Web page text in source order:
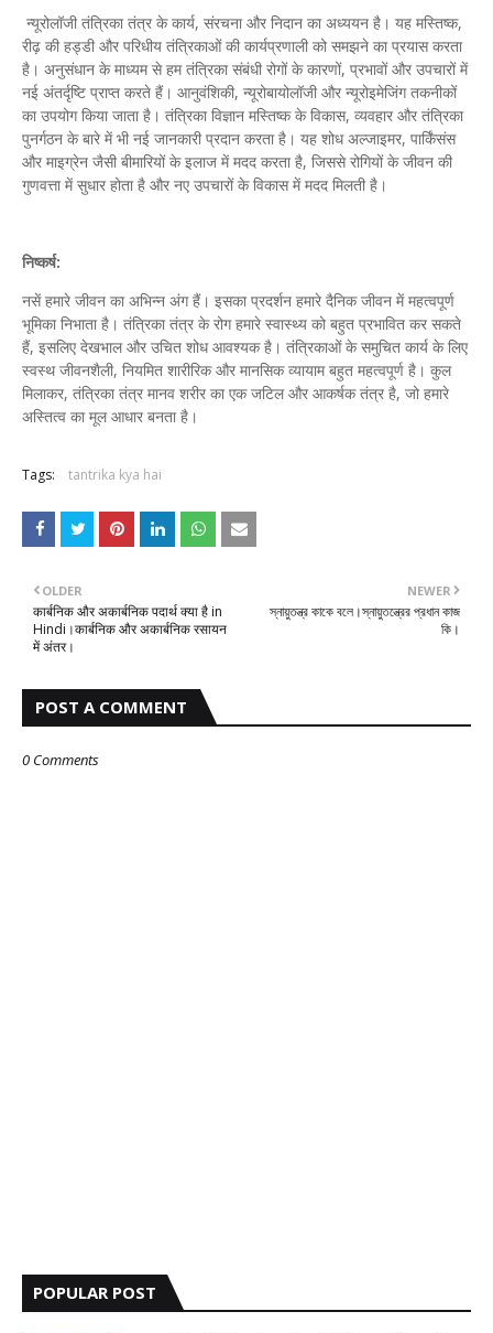
न्यूरोलॉजी तंत्रिका तंत्र के कार्य, संरचना और निदान का अध्ययन है। यह मस्तिष्क,
रीढ़ की हड्डी और परिधीय तंत्रिकाओं की कार्यप्रणाली को समझने का प्रयास करता
है। अनुसंधान के माध्यम से हम तंत्रिका संबंधी रोगों के कारणों, प्रभावों और उपचारों में
नई अंतर्दृष्टि प्राप्त करते हैं। आनुवंशिकी, न्यूरोबायोलॉजी और न्यूरोइमेजिंग तकनीकों
का उपयोग किया जाता है। तंत्रिका विज्ञान मस्तिष्क के विकास, व्यवहार और तंत्रिका
पुनर्गठन के बारे में भी नई जानकारी प्रदान करता है। यह शोध अल्जाइमर, पार्किंसंस
और माइग्रेन जैसी बीमारियों के इलाज में मदद करता है, जिससे रोगियों के जीवन की
गुणवत्ता में सुधार होता है और नए उपचारों के विकास में मदद मिलती है।
निष्कर्ष:
नसें हमारे जीवन का अभिन्न अंग हैं। इसका प्रदर्शन हमारे दैनिक जीवन में महत्वपूर्ण
भूमिका निभाता है। तंत्रिका तंत्र के रोग हमारे स्वास्थ्य को बहुत प्रभावित कर सकते
हैं, इसलिए देखभाल और उचित शोध आवश्यक है। तंत्रिकाओं के समुचित कार्य के लिए
स्वस्थ जीवनशैली, नियमित शारीरिक और मानसिक व्यायाम बहुत महत्वपूर्ण है। कुल
मिलाकर, तंत्रिका तंत्र मानव शरीर का एक जटिल और आकर्षक तंत्र है, जो हमारे
अस्तित्व का मूल आधार बनता है।
Tags: tantrika kya hai
NEWER
স্নায়ুতন্ত্র কাকে বলে।স্নায়ুতন্ত্রের প্রধান কাজ
কি।
OLDER
कार्बनिक और अकार्बनिक पदार्थ क्या है in
Hindi।कार्बनिक और अकार्बनिक रसायन
में अंतर।
POST A COMMENT
0 Comments
POPULAR POST